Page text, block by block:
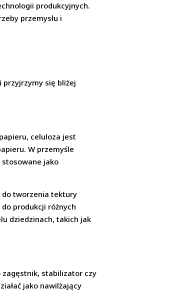
produkcyjnych.
przemysłu i
przyjrzymy się bliżej
celuloza jest
W przemyśle
jako
do tworzenia tektury
produkcji różnych
dziedzinach, takich jak
zagęstnik, stabilizator czy
jako nawilżający